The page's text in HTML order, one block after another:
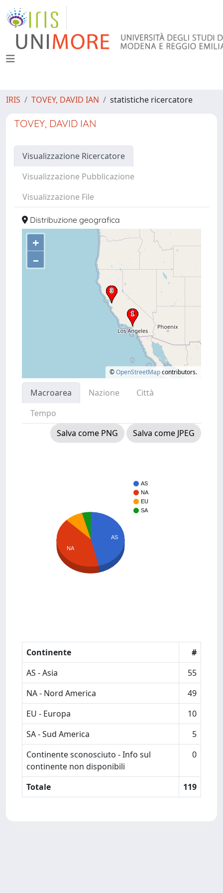
IRIS TOVEY, DAVID IAN statistiche ricercatore
TOVEY, DAVID IAN
Visualizzazione Ricercatore
Visualizzazione Pubblicazione
Visualizzazione File
Distribuzione geografica
+
–
©OpenStreetMapcontributors.
Macroarea Nazione
Città
Tempo
Salva come PNG
Salva come JPEG
AS
NA
EU
SA
AS
NA
Continente
#
AS - Asia
55
NA - Nord America
49
EU - Europa
10
SA - Sud America
5
Continente sconosciuto - Info sul
continente non disponibili
0
Totale 119